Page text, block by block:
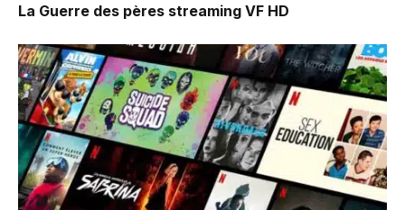
La Guerre des pères streaming VF HD